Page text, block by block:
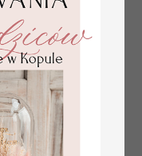
231.00 PLN